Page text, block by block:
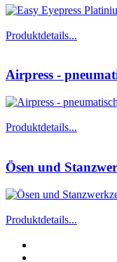
Produktdetails...
Airpress -
Produktdetails...
Ösen und
Produktdetails...